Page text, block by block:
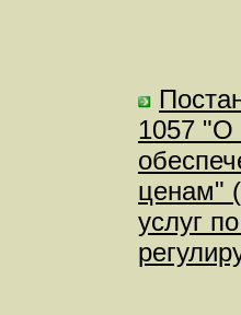
1057 "О
ценам"
услуг